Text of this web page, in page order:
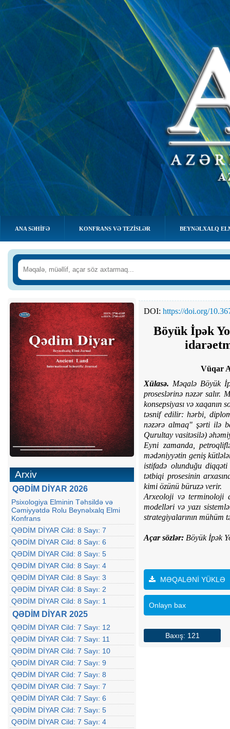
ANA SƏHIFƏ KONFRANS VƏ TEZİSLƏR BEYNƏLXALQ
Arxiv
QƏDİM DİYAR 2026
Psixologiya Elminin Təhsildə və
Cəmiyyətdə Rolu Beynəlxalq Elmi
Konfrans
QƏDİM DİYAR Cild: 8 Sayı: 7
QƏDİM DİYAR Cild: 8 Sayı: 6
QƏDİM DİYAR Cild: 8 Sayı: 5
QƏDİM DİYAR Cild: 8 Sayı: 4
QƏDİM DİYAR Cild: 8 Sayı: 3
QƏDİM DİYAR Cild: 8 Sayı: 2
QƏDİM DİYAR Cild: 8 Sayı: 1
QƏDİM DİYAR 2025
QƏDİM DİYAR Cild: 7 Sayı: 12
QƏDİM DİYAR Cild: 7 Sayı: 11
QƏDİM DİYAR Cild: 7 Sayı: 10
QƏDİM DİYAR Cild: 7 Sayı: 9
QƏDİM DİYAR Cild: 7 Sayı: 8
QƏDİM DİYAR Cild: 7 Sayı: 7
QƏDİM DİYAR Cild: 7 Sayı: 6
QƏDİM DİYAR Cild: 7 Sayı: 5
QƏDİM DİYAR Cild: 7 Sayı: 4
DOI: https://doi.org/
Böyük İpək
Vüqar
Xülasə. Məqalə Böyük
proseslərinə nəzər salır.
konsepsiyası və xaqanın
təsnif edilir: hərbi,
nəzərə almaq" şərti ilə
Qurultay vasitəsilə)
Eyni zamanda,
mədəniyyətin geniş
istifadə olunduğu diqqəti
tətbiqi prosesinin
kimi özünü büruzə verir.
Arxeoloji və terminoloji
modelləri və yazı
strategiyalarının mühüm
Açar sözlər: Böyük İpək
MƏQALƏNİ YÜKLƏ
Onlayn bax
Baxış: 121